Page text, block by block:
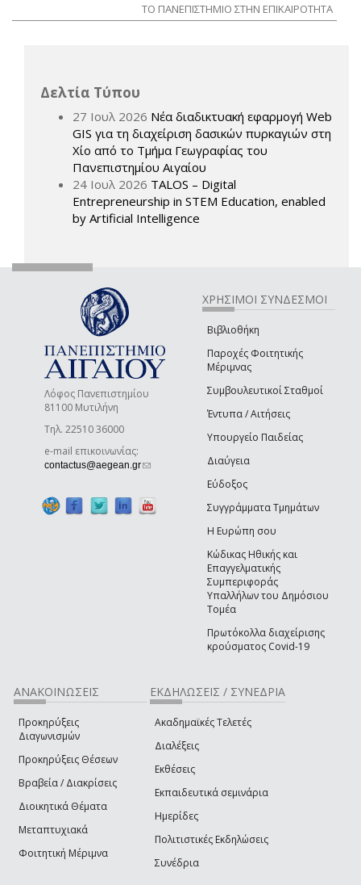
ΤΟ ΠΑΝΕΠΙΣΤΗΜΙΟ ΣΤΗΝ ΕΠΙΚΑΙΡΟΤΗΤΑ
Δελτία Τύπου
27 Ιουλ 2026 Νέα διαδικτυακή εφαρμογή Web
GIS για τη διαχείριση δασικών πυρκαγιών στη
Χίο από το Τμήμα Γεωγραφίας του
Πανεπιστημίου Αιγαίου
24 Ιουλ 2026 TALOS – Digital
Entrepreneurship in STEM Education, enabled
by Artificial Intelligence
Λόφος Πανεπιστημίου
81100 Μυτιλήνη
Τηλ. 22510 36000
e-mail επικοινωνίας:
contactus@aegean.gr(link sends e-mail)
ΧΡΗΣΙΜΟΙ ΣΥΝΔΕΣΜΟΙ
Βιβλιοθήκη
Παροχές Φοιτητικής
Μέριμνας
Συμβουλευτικοί Σταθμοί
Έντυπα / Αιτήσεις
Υπουργείο Παιδείας
Διαύγεια
Εύδοξος
Συγγράμματα Τμημάτων
Η Ευρώπη σου
Κώδικας Ηθικής και
Επαγγελματικής
Συμπεριφοράς
Υπαλλήλων του Δημόσιου
Τομέα
Πρωτόκολλα διαχείρισης
κρούσματος Covid-19
ΑΝΑΚΟΙΝΩΣΕΙΣ
Προκηρύξεις
Διαγωνισμών
Προκηρύξεις Θέσεων
Βραβεία / Διακρίσεις
Διοικητικά Θέματα
Μεταπτυχιακά
Φοιτητική Μέριμνα
ΕΚΔΗΛΩΣΕΙΣ / ΣΥΝΕΔΡΙΑ
Ακαδημαϊκές Τελετές
Διαλέξεις
Εκθέσεις
Εκπαιδευτικά σεμινάρια
Ημερίδες
Πολιτιστικές Εκδηλώσεις
Συνέδρια